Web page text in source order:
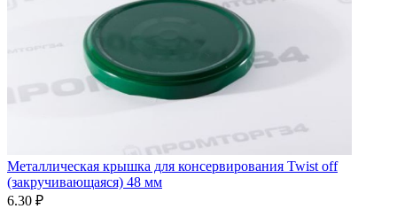
Металлическая крышка для консервирования Twist off
(закручивающаяся) 48 мм
6.30 ₽